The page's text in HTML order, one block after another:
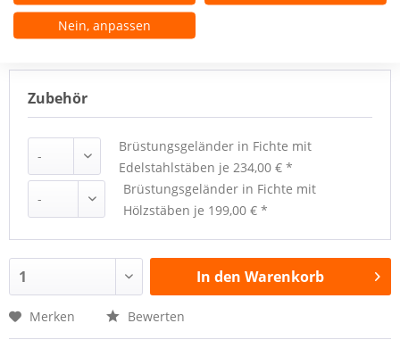
** Dies ist ein Pflichtfeld.
Zubehör
Brüstungsgeländer in Fichte mit
Edelstahlstäben je 234,00 € *
Brüstungsgeländer in Fichte mit
Hölzstäben je 199,00 € *
In den Warenkorb
Merken Bewerten
Nein, anpassen